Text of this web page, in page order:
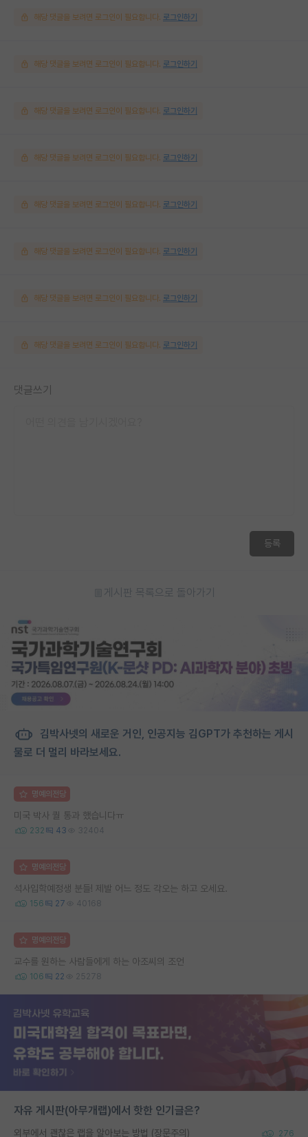
해당 댓글을 보려면 로그인이 필요합니다. 로그인하기
해당 댓글을 보려면 로그인이 필요합니다. 로그인하기
해당 댓글을 보려면 로그인이 필요합니다. 로그인하기
해당 댓글을 보려면 로그인이 필요합니다. 로그인하기
해당 댓글을 보려면 로그인이 필요합니다. 로그인하기
해당 댓글을 보려면 로그인이 필요합니다. 로그인하기
해당 댓글을 보려면 로그인이 필요합니다. 로그인하기
해당 댓글을 보려면 로그인이 필요합니다. 로그인하기
댓글쓰기
등록
게시판 목록으로 돌아가기
김박사넷의 새로운 거인, 인공지능 김GPT가 추천하는 게시
물로 더 멀리 바라보세요.
명예의전당
미국 박사 퀄 통과 했습니다ㅠ
232 43 32404
명예의전당
석사입학예정생 분들! 제발 어느 정도 각오는 하고 오세요.
156 27 40168
명예의전당
교수를 원하는 사람들에게 하는 아조씨의 조언
106 22 25278
자유 게시판(아무개랩)에서 핫한 인기글은?
외부에서 괜찮은 랩을 알아보는 방법 (장문주의) 276